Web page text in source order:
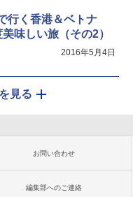
行く香港＆ベトナ
味しい旅（その2）
2016年5月4日
見る
お問い合わせ
編集部へのご連絡